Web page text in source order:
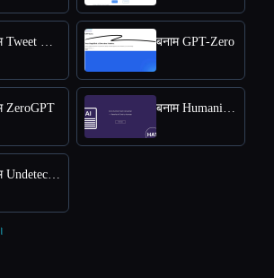
बनाम Tweet Detective बनाम GPT-Zero
ZeroGPT बनाम Humanize AI Text
बनाम Undetectable AI